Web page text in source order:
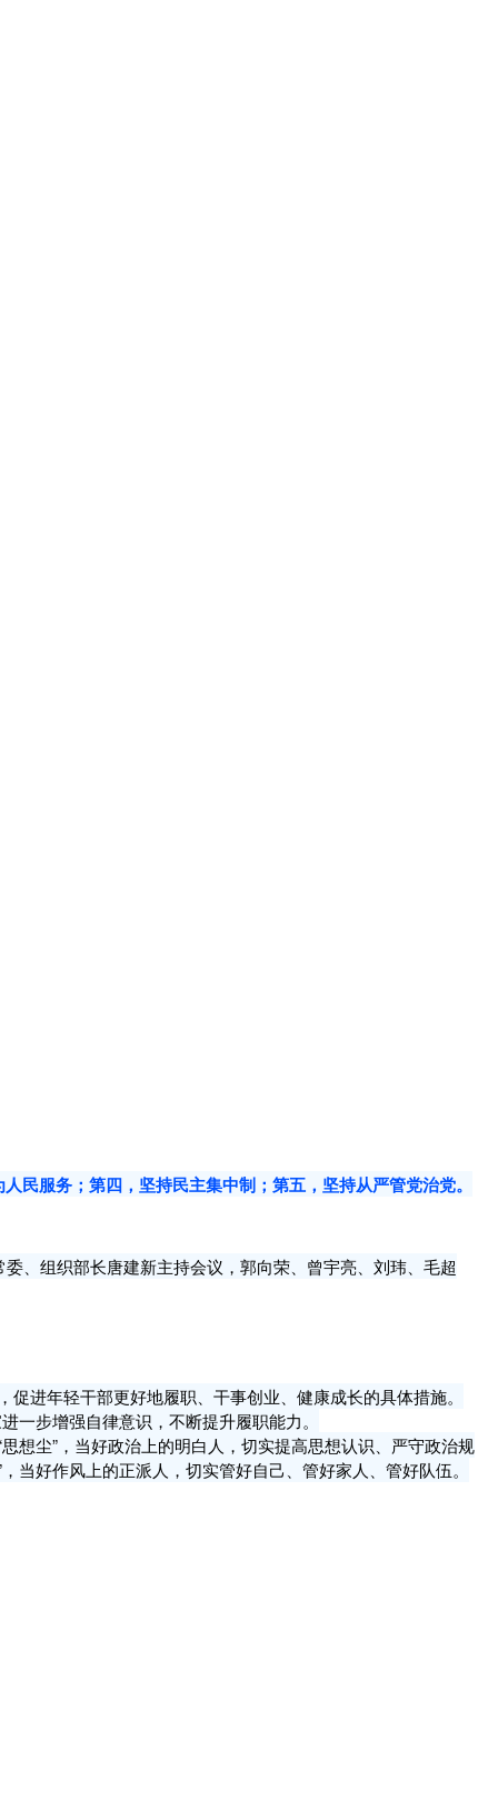
服务；第四，坚持民主集中制；第五，坚持从严管党治党。
、组织部长唐建新主持会议，郭向荣、曾宇亮、刘玮、毛超
进年轻干部更好地履职、干事创业、健康成长的具体措施。
一步增强自律意识，不断提升履职能力。
想尘”，当好政治上的明白人，切实提高思想认识、严守政治规
当好作风上的正派人，切实管好自己、管好家人、管好队伍。